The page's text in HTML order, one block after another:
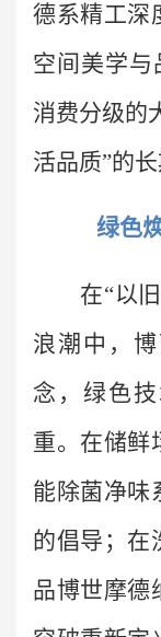
德系精工深
空间美学与
消费分级的
活品质”的长
绿色
在“以
浪潮中，
念，绿色
重。在储鲜
能除菌净味
的倡导；在
品博世摩德